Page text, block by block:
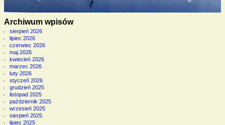
Archiwum wpisów
sierpień 2026
lipiec 2026
czerwiec 2026
maj 2026
kwiecień 2026
marzec 2026
luty 2026
styczeń 2026
grudzień 2025
listopad 2025
październik 2025
wrzesień 2025
sierpień 2025
lipiec 2025